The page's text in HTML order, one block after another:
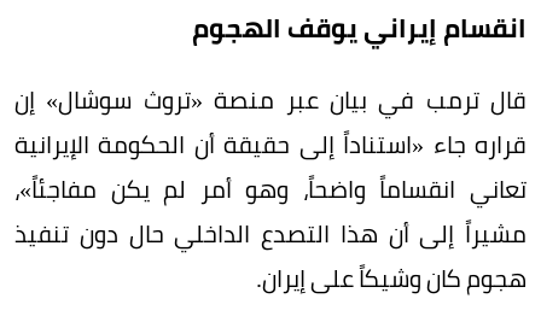
انقسام إيراني يوقف الهجوم
قال ترمب في بيان عبر منصة «تروث سوشال» إن
قراره جاء «استناداً إلى حقيقة أن الحكومة الإيرانية
تعاني انقساماً واضحاً، وهو أمر لم يكن مفاجئاً»،
مشيراً إلى أن هذا التصدع الداخلي حال دون تنفيذ
هجوم كان وشيكاً على إيران.